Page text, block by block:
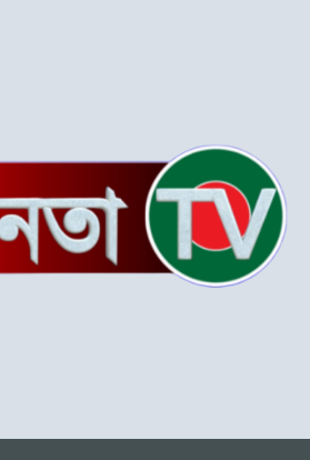
ইউনিয়নে বিএনপি’র বিশাল
“গলাচিপায় বিএনপির জনসভা:
‘কাউকে বর্গা দেওয়ার জন্য